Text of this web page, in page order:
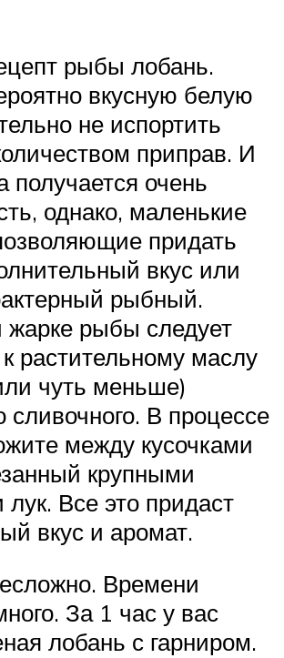
рыбы лобань.
вкусную белую
не испортить
приправ. И
получается очень
однако, маленькие
придать
вкус или
рыбный.
жарке рыбы следует
растительному маслу
чуть меньше)
сливочного. В процессе
между кусочками
крупными
Все это придаст
вкус и аромат.
Времени
За 1 час у вас
лобань с гарниром.